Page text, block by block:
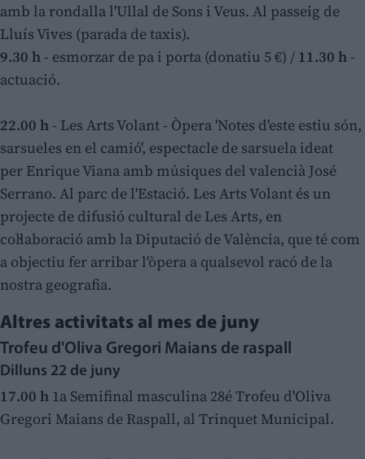
amb la rondalla l'Ullal de Sons i Veus. Al passeig de
Lluís Vives (parada de taxis).
9.30 h - esmorzar de pa i porta (donatiu 5 €) / 11.30 h -
actuació.
22.00 h - Les Arts Volant - Òpera 'Notes d'este estiu són,
sarsueles en el camió', espectacle de sarsuela ideat
per Enrique Viana amb músiques del valencià José
Serrano. Al parc de l'Estació. Les Arts Volant és un
projecte de difusió cultural de Les Arts, en
col·laboració amb la Diputació de València, que té com
a objectiu fer arribar l'òpera a qualsevol racó de la
nostra geografia.
Altres activitats al mes de juny
Trofeu d'Oliva Gregori Maians de raspall
Dilluns 22 de juny
17.00 h 1a Semifinal masculina 28é Trofeu d'Oliva
Gregori Maians de Raspall, al Trinquet Municipal.